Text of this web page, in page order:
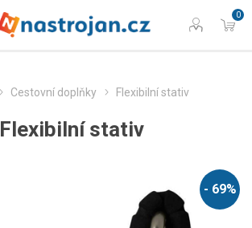
0
Cestovní doplňky Flexibilní stativ
Flexibilní stativ
- 69%